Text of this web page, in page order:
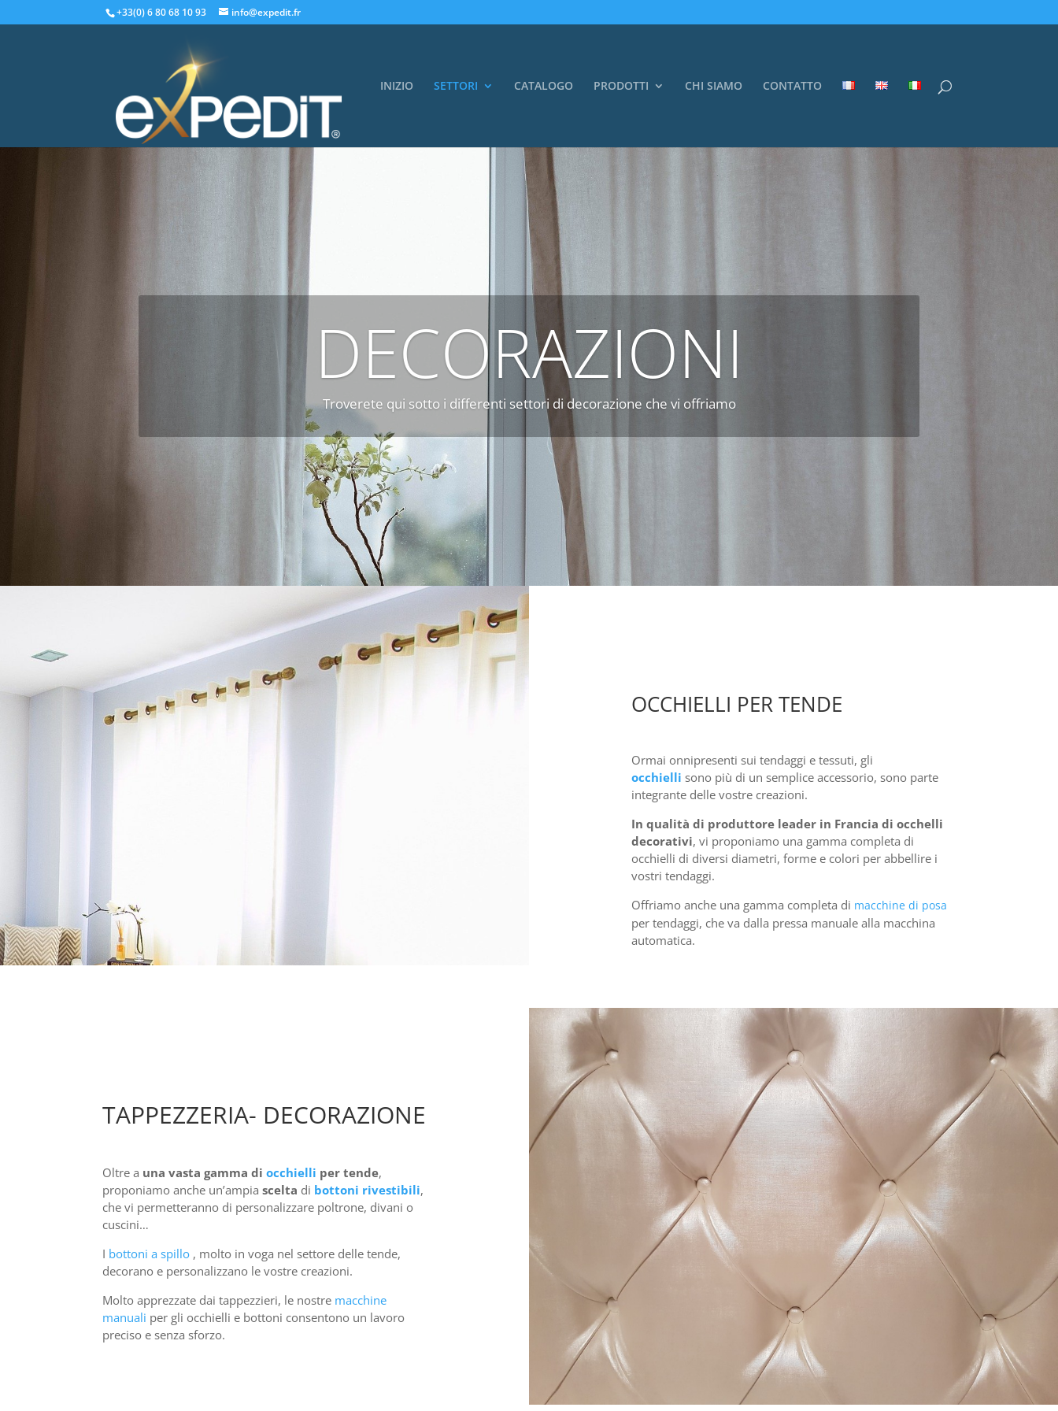
+33(0) 6 80 68 10 93 info@expedit.fr
INIZIO SETTORI CATALOGO PRODOTTI CHI SIAMO CONTATTO
DECORAZIONI
Troverete qui sotto i differenti settori di decorazione che vi offriamo
OCCHIELLI PER TENDE
Ormai onnipresenti sui tendaggi e tessuti, gli
occhielli sono più di un semplice accessorio, sono parte
integrante delle vostre creazioni.
In qualità di produttore leader in Francia di occhelli
decorativi, vi proponiamo una gamma completa di
occhielli di diversi diametri, forme e colori per abbellire i
vostri tendaggi.
Offriamo anche una gamma completa di macchine di posa
per tendaggi, che va dalla pressa manuale alla macchina
automatica.
TAPPEZZERIA- DECORAZIONE
Oltre a una vasta gamma di occhielli per tende,
proponiamo anche un’ampia scelta di bottoni rivestibili,
che vi permetteranno di personalizzare poltrone, divani o
cuscini…
I bottoni a spillo , molto in voga nel settore delle tende,
decorano e personalizzano le vostre creazioni.
Molto apprezzate dai tappezzieri, le nostre macchine
manuali per gli occhielli e bottoni consentono un lavoro
preciso e senza sforzo.